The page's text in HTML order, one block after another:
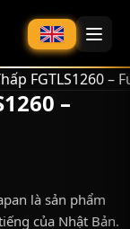
FGTLS1260 –
–
là sản phẩm
của Nhật Bản.